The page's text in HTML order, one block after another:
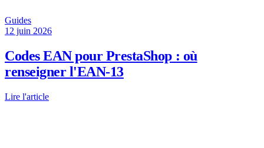
Guides
12 juin 2026
Codes EAN pour PrestaShop : où
renseigner l'EAN-13
Lire l'article